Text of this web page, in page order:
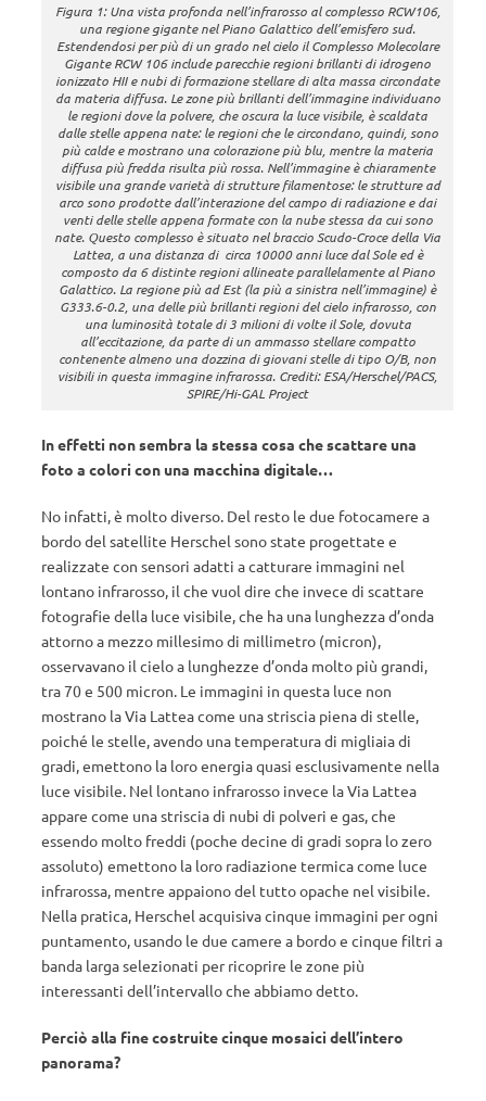
Figura 1: Una vista profonda nell’infrarosso al complesso RCW106,
una regione gigante nel Piano Galattico dell’emisfero sud.
Estendendosi per più di un grado nel cielo il Complesso Molecolare
Gigante RCW 106 include parecchie regioni brillanti di idrogeno
ionizzato HII e nubi di formazione stellare di alta massa circondate
da materia diffusa. Le zone più brillanti dell’immagine individuano
le regioni dove la polvere, che oscura la luce visibile, è scaldata
dalle stelle appena nate: le regioni che le circondano, quindi, sono
più calde e mostrano una colorazione più blu, mentre la materia
diffusa più fredda risulta più rossa. Nell’immagine è chiaramente
visibile una grande varietà di strutture filamentose: le strutture ad
arco sono prodotte dall’interazione del campo di radiazione e dai
venti delle stelle appena formate con la nube stessa da cui sono
nate. Questo complesso è situato nel braccio Scudo-Croce della Via
Lattea, a una distanza di circa 10000 anni luce dal Sole ed è
composto da 6 distinte regioni allineate parallelamente al Piano
Galattico. La regione più ad Est (la più a sinistra nell’immagine) è
G333.6-0.2, una delle più brillanti regioni del cielo infrarosso, con
una luminosità totale di 3 milioni di volte il Sole, dovuta
all’eccitazione, da parte di un ammasso stellare compatto
contenente almeno una dozzina di giovani stelle di tipo O/B, non
visibili in questa immagine infrarossa. Crediti: ESA/Herschel/PACS,
SPIRE/Hi-GAL Project
In effetti non sembra la stessa cosa che scattare una
foto a colori con una macchina digitale…
No infatti, è molto diverso. Del resto le due fotocamere a
bordo del satellite Herschel sono state progettate e
realizzate con sensori adatti a catturare immagini nel
lontano infrarosso, il che vuol dire che invece di scattare
fotografie della luce visibile, che ha una lunghezza d’onda
attorno a mezzo millesimo di millimetro (micron),
osservavano il cielo a lunghezze d’onda molto più grandi,
tra 70 e 500 micron. Le immagini in questa luce non
mostrano la Via Lattea come una striscia piena di stelle,
poiché le stelle, avendo una temperatura di migliaia di
gradi, emettono la loro energia quasi esclusivamente nella
luce visibile. Nel lontano infrarosso invece la Via Lattea
appare come una striscia di nubi di polveri e gas, che
essendo molto freddi (poche decine di gradi sopra lo zero
assoluto) emettono la loro radiazione termica come luce
infrarossa, mentre appaiono del tutto opache nel visibile.
Nella pratica, Herschel acquisiva cinque immagini per ogni
puntamento, usando le due camere a bordo e cinque filtri a
banda larga selezionati per ricoprire le zone più
interessanti dell’intervallo che abbiamo detto.
Perciò alla fine costruite cinque mosaici dell’intero
panorama?